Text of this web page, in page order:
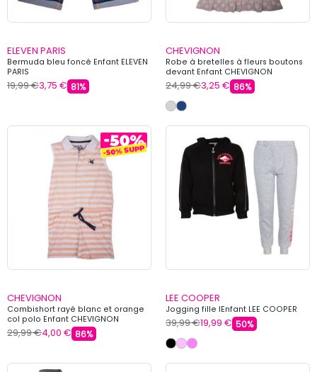
ELEVEN PARIS
Bermuda bleu foncé Enfant ELEVEN
PARIS
19,99 €3,75 € 81%
CHEVIGNON
Robe à bretelles à fleurs boutons
devant Enfant CHEVIGNON
24,99 €3,25 € 86%
CHEVIGNON
Combishort rayé blanc et orange
col polo Enfant CHEVIGNON
29,99 €4,00 € 86%
LEE COOPER
Jogging fille lEnfant LEE COOPER
39,99 €19,99 € 50%